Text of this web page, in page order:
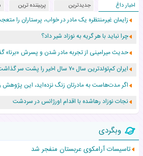
اخبار داغ جدیدترین پربیننده ترین
زایمان غیرمنتظره یک مادر در خواب، پرستاران را
چرا نباید با هر گریه به نوزاد شیر داد؟
حدیث میرامینی از تجربه مادر شدن و پسرش «برنا»
ایران کم‌تولدترین سال ۷۰ سال اخیر را پشت سر گذاشت!
اگر مدت‌هاست به مادرتان زنگ نزده‌اید، این پژوهش
نجات نوزاد رهاشده با اقدام اورژانس در سردشت
۵۵۹ نوزاد در پرو با نام «هالند» به دنیا آمدند!
زن ۲۴ ساله پس از درمان سرطان رحم، مادر شد
افزایش قد این دختر، چند میلیون دلار برای پدرش
وبگردی
تاسیسات آرامکوی عربستان منفجر شد